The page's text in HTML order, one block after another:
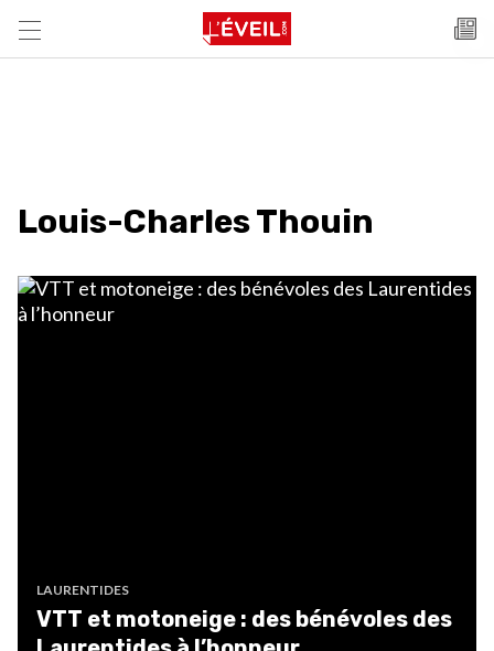
Louis-Charles Thouin
LAURENTIDES
VTT et motoneige : des bénévoles des